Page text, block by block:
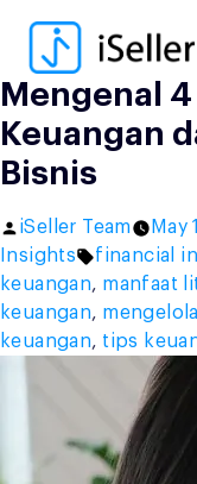
content
Mengenal
Keuangan
Bisnis
Posted
by
iSeller Team May
Insights
Tags:
financial
keuangan, manfaat
keuangan,
keuangan, tips